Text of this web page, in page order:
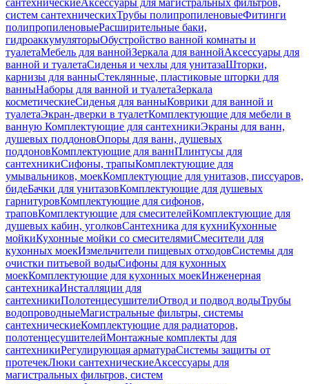
сантехническиеАксессуары для магистральных фильтров,
систем сантехническихТрубы полипропиленовыеФитинги
полипропиленовыеРасширительные баки,
гидроаккумуляторыОбустройство ванной комнаты и
туалетаМебель для ваннойЗеркала для ваннойАксессуары для
ванной и туалетаСиденья и чехлы для унитазаШторки,
карнизы для ванныСтеклянные, пластиковые шторки для
ванныНаборы для ванной и туалетаЗеркала
косметическиеСиденья для ванныКоврики для ванной и
туалетаЭкран-дверки в туалетКомплектующие для мебели в
ванную Комплектующие для сантехникиЭкраны для ванн,
душевых поддоновОпоры для ванн, душевых
поддоновКомплектующие для ваннПлинтусы для
сантехникиСифоны, трапыКомплектующие для
умывальников, моекКомплектующие для унитазов, писсуаров,
бидеБачки для унитазовКомплектующие для душевых
гарнитуровКомплектующие для сифонов,
траповКомплектующие для смесителейКомплектующие для
душевых кабин, уголковСантехника для кухниКухонные
мойкиКухонные мойки со смесителямиСмесители для
кухонных моекИзмельчители пищевых отходовСистемы для
очистки питьевой водыСифоны для кухонных
моекКомплектующие для кухонных моекИнженерная
сантехникаИнсталляции для
сантехникиПолотенцесушителиОтвод и подвод водыТрубы
водопроводныеМагистральные фильтры, системы
сантехническиеКомплектующие для радиаторов,
полотенцесушителейМонтажные комплекты для
сантехникиРегулирующая арматураСистемы защиты от
протечекЛюки сантехническиеАксессуары для
магистральных фильтров, систем